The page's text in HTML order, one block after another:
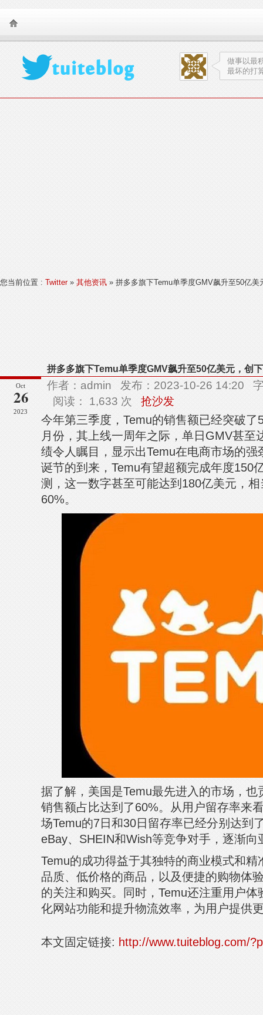
做事以最
最坏的打
您当前位置 : Twitter» 其他资讯 » 拼多多旗下Temu单季度GMV飙升至50亿美
Oct
26
2023
拼多多旗下Temu单季度GMV飙升至50亿美元，创
作者：admin 发布：2023-10-26 14:20
阅读： 1,633 次 抢沙发
今年第三季度，Temu的销售额已经突破
月份，其上线一周年之际，单日GMV甚至
绩令人瞩目，显示出Temu在电商市场的强
诞节的到来，Temu有望超额完成年度150
测，这一数字甚至可能达到180亿美元，
60%。
据了解，美国是Temu最先进入的市场，
销售额占比达到了60%。从用户留存率来
场Temu的7日和30日留存率已经分别达到
eBay、SHEIN和Wish等竞争对手，逐渐向
Temu的成功得益于其独特的商业模式和
品质、低价格的商品，以及便捷的购物体
的关注和购买。同时，Temu还注重用户
化网站功能和提升物流效率，为用户提供
本文固定链接: http://www.tuiteblog.com/